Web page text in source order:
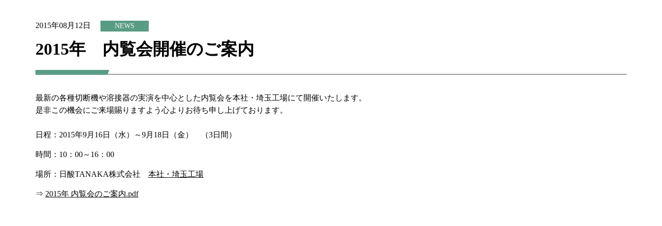
2015年08月12日 NEWS
2015年 内覧会開催のご案内
最新の各種切断機や溶接器の実演を中心とした内覧会を本社・埼玉工場にて開催いたします。
是非この機会にご来場賜りますよう心よりお待ち申し上げております。
日程：2015年9月16日（水）～9月18日（金） （3日間）
時間：10：00～16：00
場所：日酸TANAKA株式会社 本社・埼玉工場
⇒ 2015年 内覧会のご案内.pdf